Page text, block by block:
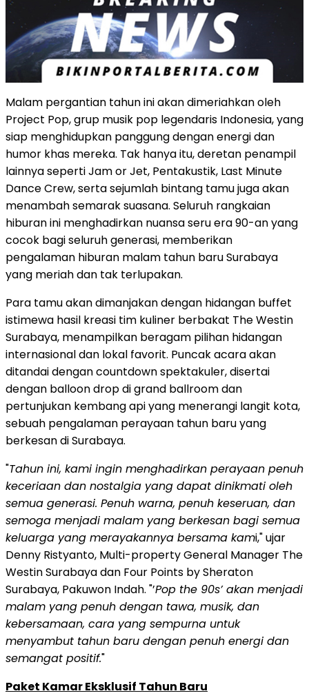
Malam pergantian tahun ini akan dimeriahkan oleh
Project Pop, grup musik pop legendaris Indonesia, yang
siap menghidupkan panggung dengan energi dan
humor khas mereka. Tak hanya itu, deretan penampil
lainnya seperti Jam or Jet, Pentakustik, Last Minute
Dance Crew, serta sejumlah bintang tamu juga akan
menambah semarak suasana. Seluruh rangkaian
hiburan ini menghadirkan nuansa seru era 90-an yang
cocok bagi seluruh generasi, memberikan
pengalaman hiburan malam tahun baruSurabaya
yang meriah dan tak terlupakan.
Para tamu akan dimanjakan dengan hidangan buffet
istimewa hasil kreasi tim kuliner berbakat The Westin
Surabaya, menampilkan beragam pilihan hidangan
internasional dan lokal favorit. Puncak acara akan
ditandai dengan countdown spektakuler, disertai
dengan balloon drop di grand ballroom dan
pertunjukan kembang api yang menerangi langit kota,
sebuah pengalaman perayaan tahun baru yang
berkesan diSurabaya.
"Tahun ini, kami ingin menghadirkan perayaan penuh
keceriaan dan nostalgia yang dapat dinikmati oleh
semua generasi. Penuh warna, penuh keseruan, dan
semoga menjadi malam yang berkesan bagi semua
keluarga yang merayakannya bersama kami," ujar
Denny Ristyanto, Multi-property General Manager The
Westin Surabaya dan Four Points by Sheraton
Surabaya, Pakuwon Indah. "’Pop the 90s’ akan menjadi
malam yang penuh dengan tawa, musik, dan
kebersamaan, cara yang sempurna untuk
menyambut tahun baru dengan penuh energi dan
semangat positif."
Paket Kamar Eksklusif Tahun Baru